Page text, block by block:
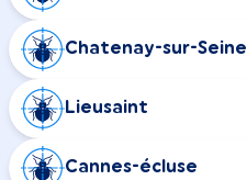
Chatenay-sur-Seine
Lieusaint
Cannes-écluse